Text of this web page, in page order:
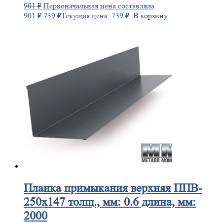
901₽ Первоначальная цена составляла
901 ₽. 739 ₽Текущая цена: 739 ₽. В корзину
Планкапримыкания верхняя ППВ-
250х147 толщ., мм: 0.6 длина, мм:
2000